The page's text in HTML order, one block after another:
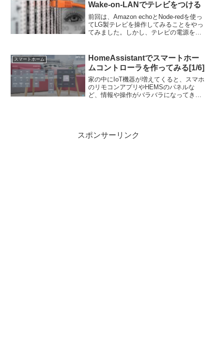
Wake-on-LANでテレビをつける
前回は、Amazon echoとNode-redを使っ
てLG製テレビを操作してみることをやっ
てみました。しかし、テレビの電源をつ
レビの電源をつける事をやって見ようと
思います。
スマートホーム
HomeAssistantでスマートホー
ムコントローラを作ってみる[1/6]
家の中にIoT機器が増えてくると、スマホ
のリモコンアプリやHEMSのパネルな
ど、情報や操作がバラバラになってきま
スポンサーリンク